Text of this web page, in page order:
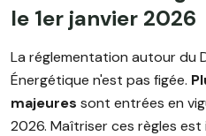
le 1er janvier 2026
La réglementation autour du
Énergétique n'est pas figée.
majeures sont entrées en
2026. Maîtriser ces règles